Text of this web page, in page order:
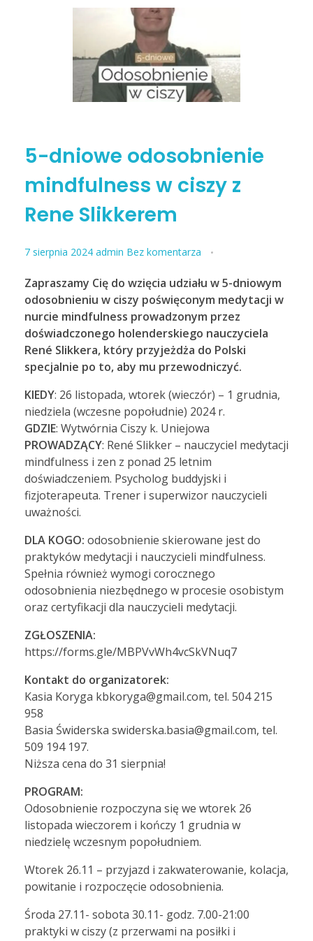
5-dniowe odosobnienie
mindfulness w ciszy z
Rene Slikkerem
7 sierpnia 2024 admin Bez komentarza
Zapraszamy Cię do wzięcia udziału w 5-dniowym
odosobnieniu w ciszy poświęconym medytacji w
nurcie mindfulness prowadzonym przez
doświadczonego holenderskiego nauczyciela
René Slikkera, który przyjeżdża do Polski
specjalnie po to, aby mu przewodniczyć.
KIEDY: 26 listopada, wtorek (wieczór) – 1 grudnia,
niedziela (wczesne popołudnie) 2024 r.
GDZIE: Wytwórnia Ciszy k. Uniejowa
PROWADZĄCY: René Slikker – nauczyciel medytacji
mindfulness i zen z ponad 25 letnim
doświadczeniem. Psycholog buddyjski i
fizjoterapeuta. Trener i superwizor nauczycieli
uważności.
DLA KOGO: odosobnienie skierowane jest do
praktyków medytacji i nauczycieli mindfulness.
Spełnia również wymogi corocznego
odosobnienia niezbędnego w procesie osobistym
oraz certyfikacji dla nauczycieli medytacji.
ZGŁOSZENIA:
https://forms.gle/MBPVvWh4vcSkVNuq7
Kontakt do organizatorek:
Kasia Koryga kbkoryga@gmail.com, tel. 504 215
958
Basia Świderska swiderska.basia@gmail.com, tel.
509 194 197.
Niższa cena do 31 sierpnia!
PROGRAM:
Odosobnienie rozpoczyna się we wtorek 26
listopada wieczorem i kończy 1 grudnia w
niedzielę wczesnym popołudniem.
Wtorek 26.11 – przyjazd i zakwaterowanie, kolacja,
powitanie i rozpoczęcie odosobnienia.
Środa 27.11- sobota 30.11- godz. 7.00-21:00
praktyki w ciszy (z przerwami na posiłki i